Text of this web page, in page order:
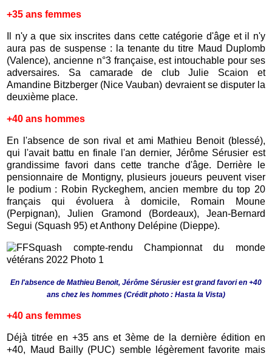
+35 ans femmes
Il n'y a que six inscrites dans cette catégorie d'âge et il n'y
aura pas de suspense : la tenante du titre Maud Duplomb
(Valence), ancienne n°3 française, est intouchable pour ses
adversaires. Sa camarade de club Julie Scaion et
Amandine Bitzberger (Nice Vauban) devraient se disputer la
deuxième place.
+40 ans hommes
En l'absence de son rival et ami Mathieu Benoit (blessé),
qui l'avait battu en finale l'an dernier, Jérôme Sérusier est
grandissime favori dans cette tranche d'âge. Derrière le
pensionnaire de Montigny, plusieurs joueurs peuvent viser
le podium : Robin Ryckeghem, ancien membre du top 20
français qui évoluera à domicile, Romain Moune
(Perpignan), Julien Gramond (Bordeaux), Jean-Bernard
Segui (Squash 95) et Anthony Delépine (Dieppe).
En l'absence de Mathieu Benoit, Jérôme Sérusier est grand favori en +40
ans chez les hommes (Crédit photo : Hasta la Vista)
+40 ans femmes
Déjà titrée en +35 ans et 3ème de la dernière édition en
+40, Maud Bailly (PUC) semble légèrement favorite mais